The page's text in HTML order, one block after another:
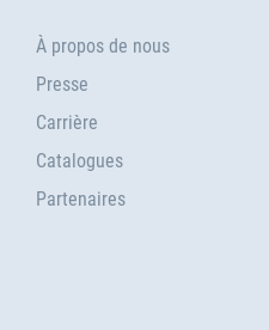
À propos de nous
Presse
Carrière
Catalogues
Partenaires